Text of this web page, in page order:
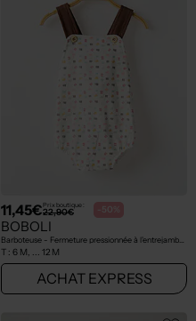
11,45€Prix boutique :
22,90€ -50%
BOBOLI
T : 6 M, ... 12 M
ACHAT EXPRESS